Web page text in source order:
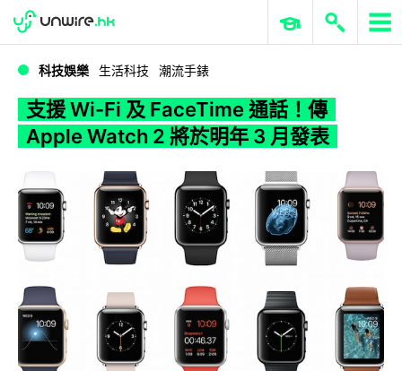
WWDC 2026 ERP 與商業 AI
科技娛樂 生活科技 潮流手錶
支援 Wi-Fi 及 FaceTime 通話！傳
Apple Watch 2 將於明年 3 月發表